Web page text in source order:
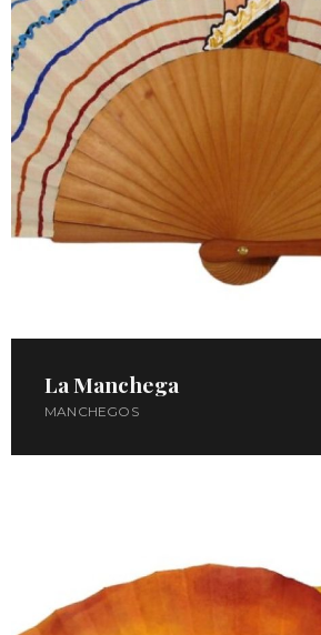
La Manchega
MANCHEGOS